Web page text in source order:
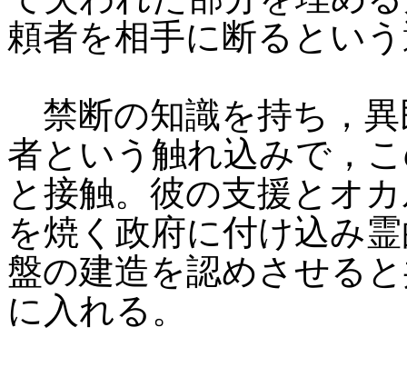
頼者を相手に断るとい
禁断の知識を持ち，
者という触れ込みで，
と接触。彼の支援とオ
を焼く政府に付け込み
盤の建造を認めさせる
に入れる。